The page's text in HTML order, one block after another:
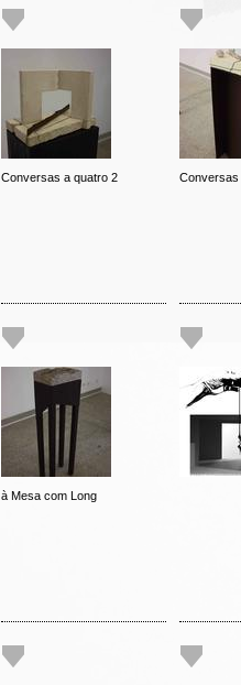
Conversas a quatro 2 Conversas
à Mesa com Long